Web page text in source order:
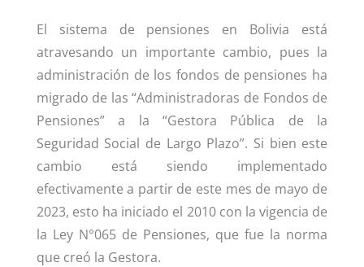
El sistema de pensiones en Bolivia está
atravesando un importante cambio, pues la
administración de los fondos de pensiones ha
migrado de las “Administradoras de Fondos de
Pensiones” a la “Gestora Pública de la
Seguridad Social de Largo Plazo”. Si bien este
cambio está siendo implementado
efectivamente a partir de este mes de mayo de
2023, esto ha iniciado el 2010 con la vigencia de
la Ley N°065 de Pensiones, que fue la norma
que creó la Gestora.